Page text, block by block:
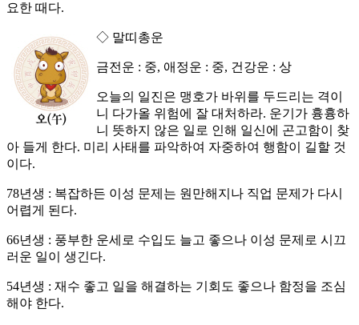
요한 때다.
◇ 말띠총운
금전운 : 중, 애정운 : 중, 건강운 : 상
오늘의 일진은 맹호가 바위를 두드리는 격이
니 다가올 위험에 잘 대처하라. 운기가 흉흉하
니 뜻하지 않은 일로 인해 일신에 곤고함이 찾
아 들게 한다. 미리 사태를 파악하여 자중하여 행함이 길할 것
이다.
78년생 : 복잡하든 이성 문제는 원만해지나 직업 문제가 다시
어렵게 된다.
66년생 : 풍부한 운세로 수입도 늘고 좋으나 이성 문제로 시끄
러운 일이 생긴다.
54년생 : 재수 좋고 일을 해결하는 기회도 좋으나 함정을 조심
해야 한다.